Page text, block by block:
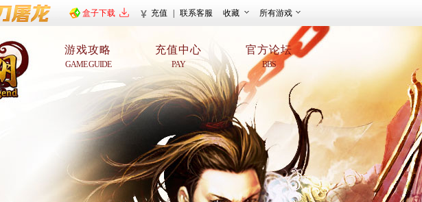
所有游戏
收藏
充值 联系客服
盒子下载
官方论坛
BBS
充值中心
PAY
游戏攻略
GAME GUIDE